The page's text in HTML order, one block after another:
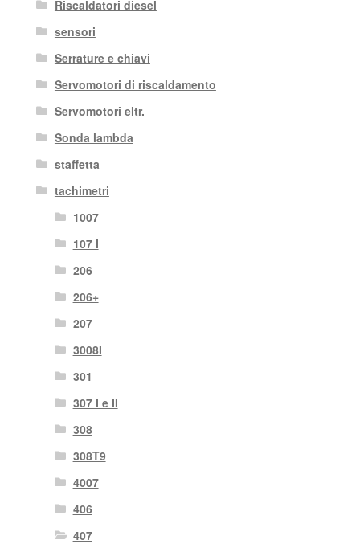
Riscaldatori diesel
sensori
Serrature e chiavi
Servomotori di riscaldamento
Servomotori eltr.
Sonda lambda
staffetta
tachimetri
1007
107 I
206
206+
207
3008I
301
307 I e II
308
308T9
4007
406
407